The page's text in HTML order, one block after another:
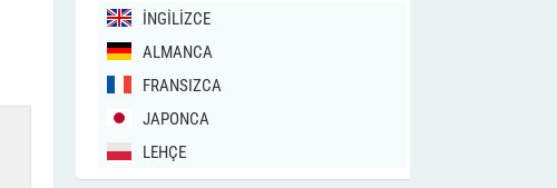
İNGİLİZCE
ALMANCA
FRANSIZCA
JAPONCA
LEHÇE